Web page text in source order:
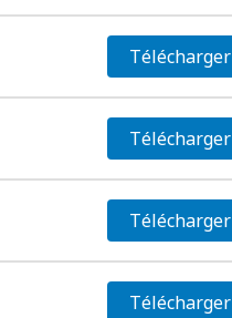
Télécharger
Télécharger
Télécharger
Télécharger